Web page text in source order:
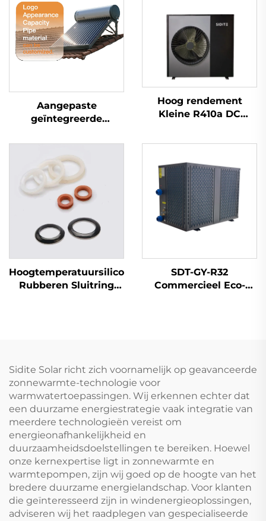
Aangepaste
geïntegreerde
niet-gedrukte vlakke
plaat vacuüm buis
zonneboiler voor thuis
commercieel
industrieel gebruik
Hoog rendement
Kleine R410a DC
Zonne-energie voor
Hotels Vrijstaand
Hoogtemperatuursilicone
Rubberen Sluitring
Onderdelen
SDT-GY-R32
Commercieel Eco-
Zwembadpomp
Efficient
Sidite Solar richt zich voornamelijk op geavanceerde
zonnewarmte-technologie voor
warmwatertoepassingen. Wij erkennen echter dat
een duurzame energiestrategie vaak integratie van
meerdere technologieën vereist om
energieonafhankelijkheid en
duurzaamheidsdoelstellingen te bereiken. Hoewel
onze kernexpertise ligt in zonnewarmte en
warmtepompen, zijn wij goed op de hoogte van het
bredere duurzame energielandschap. Voor klanten
die geïnteresseerd zijn in windenergieoplossingen,
adviseren wij het raadplegen van gespecialiseerde